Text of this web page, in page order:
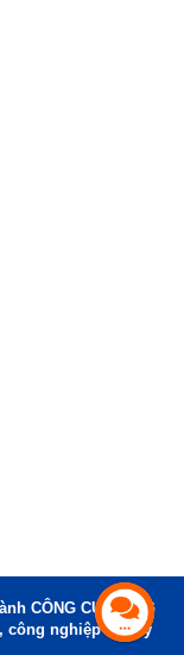
CÔNG CỤ, DỤNG
công nghiệp và xây